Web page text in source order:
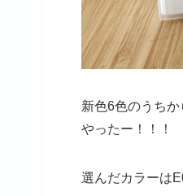
新色6色のうち
やったー！！！
選んだカラーは